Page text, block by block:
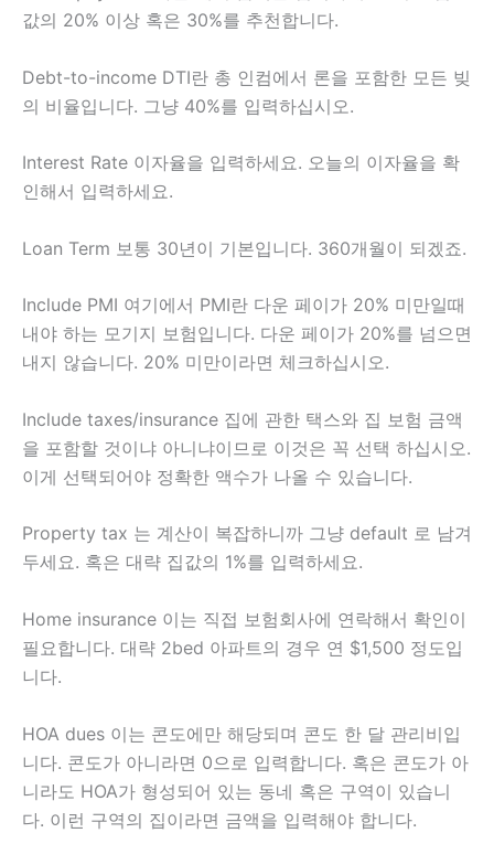
값의 20% 이상 혹은 30%를 추천합니다.
Debt-to-income DTI란 총 인컴에서 론을 포함한 모든 빚
의 비율입니다. 그냥 40%를 입력하십시오.
Interest Rate 이자율을 입력하세요. 오늘의 이자율을 확
인해서 입력하세요.
Loan Term 보통 30년이 기본입니다. 360개월이 되겠죠.
Include PMI 여기에서 PMI란 다운 페이가 20% 미만일때
내야 하는 모기지 보험입니다. 다운 페이가 20%를 넘으면
내지 않습니다. 20% 미만이라면 체크하십시오.
Include taxes/insurance 집에 관한 택스와 집 보험 금액
을 포함할 것이냐 아니냐이므로 이것은 꼭 선택 하십시오.
이게 선택되어야 정확한 액수가 나올 수 있습니다.
Property tax 는 계산이 복잡하니까 그냥 default 로 남겨
두세요. 혹은 대략 집값의 1%를 입력하세요.
Home insurance 이는 직접 보험회사에 연락해서 확인이
필요합니다. 대략 2bed 아파트의 경우 연 $1,500 정도입
니다.
HOA dues 이는 콘도에만 해당되며 콘도 한 달 관리비입
니다. 콘도가 아니라면 0으로 입력합니다. 혹은 콘도가 아
니라도 HOA가 형성되어 있는 동네 혹은 구역이 있습니
다. 이런 구역의 집이라면 금액을 입력해야 합니다.